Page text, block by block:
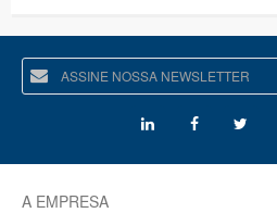
A EMPRESA